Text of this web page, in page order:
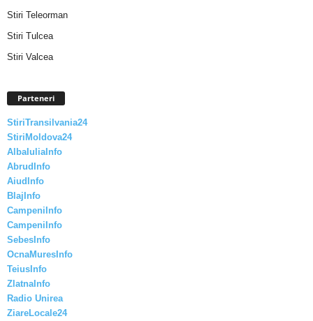
Stiri Teleorman
Stiri Tulcea
Stiri Valcea
Parteneri
StiriTransilvania24
StiriMoldova24
AlbaIuliaInfo
AbrudInfo
AiudInfo
BlajInfo
CampeniInfo
CampeniInfo
SebesInfo
OcnaMuresInfo
TeiusInfo
ZlatnaInfo
Radio Unirea
ZiareLocale24